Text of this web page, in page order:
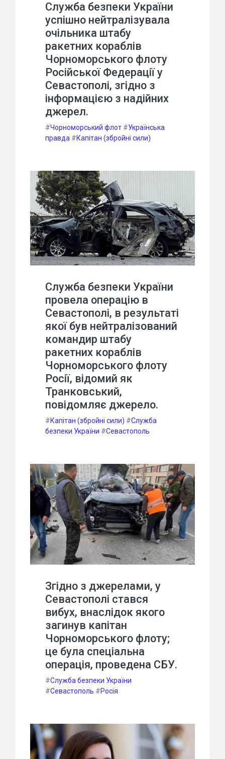
Служба безпеки України
успішно нейтралізувала
очільника штабу
ракетних кораблів
Чорноморського флоту
Російської Федерації у
Севастополі, згідно з
інформацією з надійних
джерел.
#Чорноморський флот #Українська
правда #Капітан (збройні сили)
Служба безпеки України
провела операцію в
Севастополі, в результаті
якої був нейтралізований
командир штабу
ракетних кораблів
Чорноморського флоту
Росії, відомий як
Транковський,
повідомляє джерело.
#Капітан (збройні сили) #Служба
безпеки України #Севастополь
Згідно з джерелами, у
Севастополі стався
вибух, внаслідок якого
загинув капітан
Чорноморського флоту;
це була спеціальна
операція, проведена СБУ.
#Служба безпеки України
#Севастополь #Росія